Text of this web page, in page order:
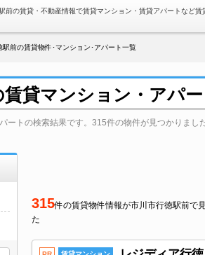
前の賃貸・不動産情報で賃貸マンション・賃貸アパートなど賃
駅前の賃貸物件･マンション･アパート一覧
貸マンション・アパ
ートの検索結果です。315件の物件が見つかりまし
315件の賃貸物件情報が市川市行徳駅前で
た